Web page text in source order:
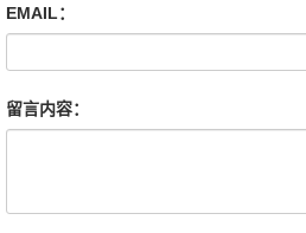
EMAIL：
留言内容：